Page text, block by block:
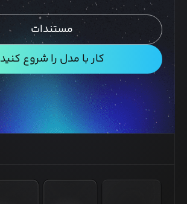
مستندات
کار با مدل را شروع کنید